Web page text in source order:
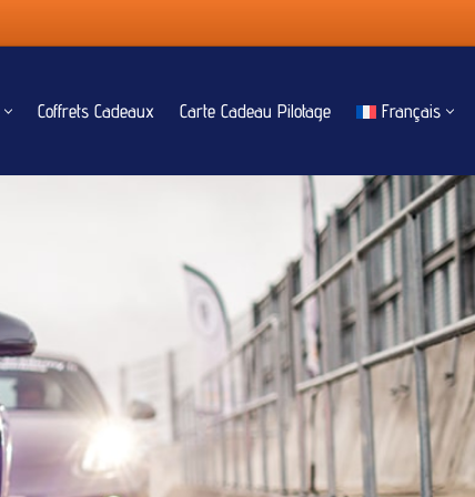
Coffrets Cadeaux Carte Cadeau Pilotage Français